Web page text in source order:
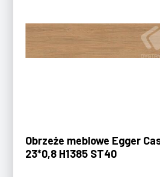
Obrzeże meblowe Egger
23*0,8 H1385 ST40